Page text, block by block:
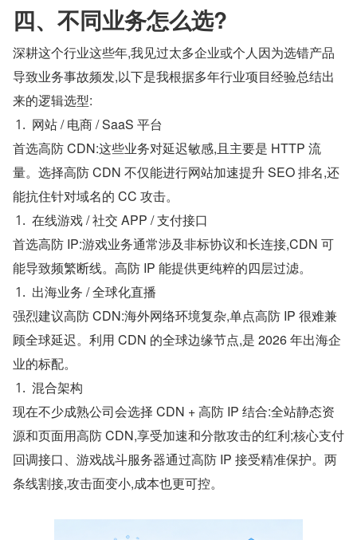
四、不同业务怎么选?
深耕这个行业这些年,我见过太多企业或个人因为选错产品
导致业务事故频发,以下是我根据多年行业项目经验总结出
来的逻辑选型:
网站 / 电商 / SaaS 平台
首选高防 CDN:这些业务对延迟敏感,且主要是 HTTP 流
量。选择高防 CDN 不仅能进行网站加速提升 SEO 排名,还
能抗住针对域名的 CC 攻击。
在线游戏 / 社交 APP / 支付接口
首选高防 IP:游戏业务通常涉及非标协议和长连接,CDN 可
能导致频繁断线。高防 IP 能提供更纯粹的四层过滤。
出海业务 / 全球化直播
强烈建议高防 CDN:海外网络环境复杂,单点高防 IP 很难兼
顾全球延迟。利用 CDN 的全球边缘节点,是 2026 年出海企
业的标配。
混合架构
现在不少成熟公司会选择 CDN + 高防 IP 结合:全站静态资
源和页面用高防 CDN,享受加速和分散攻击的红利;核心支付
回调接口、游戏战斗服务器通过高防 IP 接受精准保护。两
条线割接,攻击面变小,成本也更可控。